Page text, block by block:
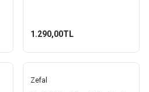
1.290,00TL
Zefal